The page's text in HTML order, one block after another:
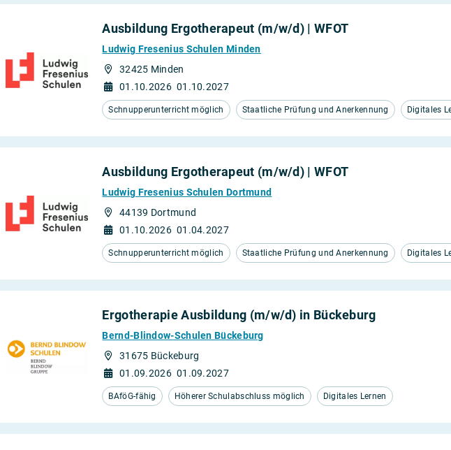
Ausbildung Ergotherapeut (m/w/d) | WFOT
Ludwig Fresenius Schulen Minden
32425 Minden
01.10.2026 01.10.2027
Schnupperunterricht möglich Staatliche Prüfung und Anerkennung Digitales
Ausbildung Ergotherapeut (m/w/d) | WFOT
Ludwig Fresenius Schulen Dortmund
44139 Dortmund
01.10.2026 01.04.2027
Schnupperunterricht möglich Staatliche Prüfung und Anerkennung Digitales
Ergotherapie Ausbildung (m/w/d) in Bückeburg
Bernd-Blindow-Schulen Bückeburg
31675 Bückeburg
01.09.2026 01.09.2027
BAföG-fähig Höherer Schulabschluss möglich Digitales Lernen